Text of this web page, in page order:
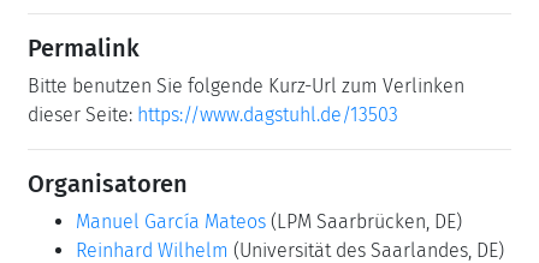
Permalink
Bitte benutzen Sie folgende Kurz-Url zum Verlinken
dieser Seite: https://www.dagstuhl.de/13503
Organisatoren
Manuel García Mateos (LPM Saarbrücken, DE)
Reinhard Wilhelm (Universität des Saarlandes, DE)